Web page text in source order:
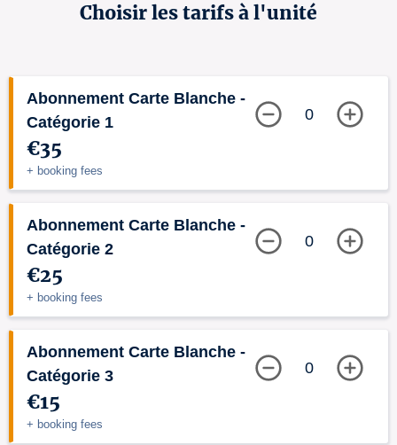
Choisir les tarifs à l'unité
Abonnement Carte Blanche -
Catégorie 1
€35
+ booking fees
0
Abonnement Carte Blanche -
Catégorie 2
€25
+ booking fees
0
Abonnement Carte Blanche -
Catégorie 3
€15
+ booking fees
0